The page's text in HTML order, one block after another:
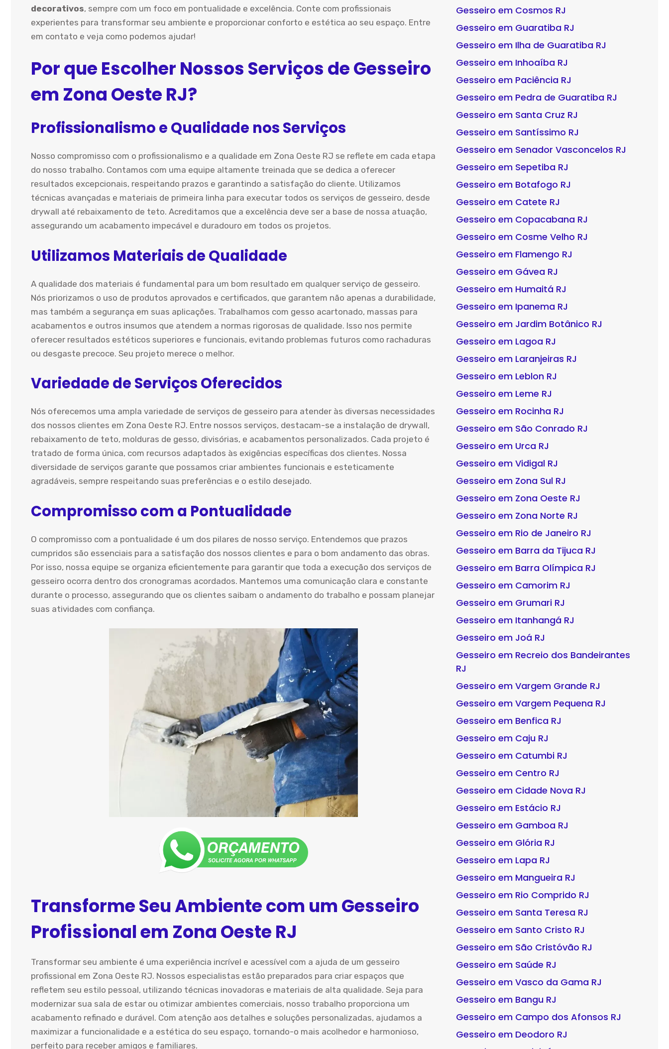
decorativos, sempre com um foco em pontualidade e excelência. Conte com profissionais
experientes para transformar seu ambiente e proporcionar conforto e estética ao seu espaço. Entre
em contato e veja como podemos ajudar!
Por que Escolher Nossos Serviços de Gesseiro
em Zona Oeste RJ?
Profissionalismo e Qualidade nos Serviços
Nosso compromisso com o profissionalismo e a qualidade em Zona Oeste RJ se reflete em cada etapa
do nosso trabalho. Contamos com uma equipe altamente treinada que se dedica a oferecer
resultados excepcionais, respeitando prazos e garantindo a satisfação do cliente. Utilizamos
técnicas avançadas e materiais de primeira linha para executar todos os serviços de gesseiro, desde
drywall até rebaixamento de teto. Acreditamos que a excelência deve ser a base de nossa atuação,
assegurando um acabamento impecável e duradouro em todos os projetos.
Utilizamos Materiais de Qualidade
A qualidade dos materiais é fundamental para um bom resultado em qualquer serviço de gesseiro.
Nós priorizamos o uso de produtos aprovados e certificados, que garantem não apenas a durabilidade,
mas também a segurança em suas aplicações. Trabalhamos com gesso acartonado, massas para
acabamentos e outros insumos que atendem a normas rigorosas de qualidade. Isso nos permite
oferecer resultados estéticos superiores e funcionais, evitando problemas futuros como rachaduras
ou desgaste precoce. Seu projeto merece o melhor.
Variedade de Serviços Oferecidos
Nós oferecemos uma ampla variedade de serviços de gesseiro para atender às diversas necessidades
dos nossos clientes em Zona Oeste RJ. Entre nossos serviços, destacam-se a instalação de drywall,
rebaixamento de teto, molduras de gesso, divisórias, e acabamentos personalizados. Cada projeto é
tratado de forma única, com recursos adaptados às exigências específicas dos clientes. Nossa
diversidade de serviços garante que possamos criar ambientes funcionais e esteticamente
agradáveis, sempre respeitando suas preferências e o estilo desejado.
Compromisso com a Pontualidade
O compromisso com a pontualidade é um dos pilares de nosso serviço. Entendemos que prazos
cumpridos são essenciais para a satisfação dos nossos clientes e para o bom andamento das obras.
Por isso, nossa equipe se organiza eficientemente para garantir que toda a execução dos serviços de
gesseiro ocorra dentro dos cronogramas acordados. Mantemos uma comunicação clara e constante
durante o processo, assegurando que os clientes saibam o andamento do trabalho e possam planejar
suas atividades com confiança.
Transforme Seu Ambiente com um Gesseiro
Profissional em Zona Oeste RJ
Transformar seu ambiente é uma experiência incrível e acessível com a ajuda de um gesseiro
profissional em Zona Oeste RJ. Nossos especialistas estão preparados para criar espaços que
refletem seu estilo pessoal, utilizando técnicas inovadoras e materiais de alta qualidade. Seja para
modernizar sua sala de estar ou otimizar ambientes comerciais, nosso trabalho proporciona um
acabamento refinado e durável. Com atenção aos detalhes e soluções personalizadas, ajudamos a
maximizar a funcionalidade e a estética do seu espaço, tornando-o mais acolhedor e harmonioso,
perfeito para receber amigos e familiares.
Gesseiro em Cosmos RJ
Gesseiro em Guaratiba RJ
Gesseiro em Ilha de Guaratiba RJ
Gesseiro em Inhoaíba RJ
Gesseiro em Paciência RJ
Gesseiro em Pedra de Guaratiba RJ
Gesseiro em Santa Cruz RJ
Gesseiro em Santíssimo RJ
Gesseiro em Senador Vasconcelos RJ
Gesseiro em Sepetiba RJ
Gesseiro em Botafogo RJ
Gesseiro em Catete RJ
Gesseiro em Copacabana RJ
Gesseiro em Cosme Velho RJ
Gesseiro em Flamengo RJ
Gesseiro em Gávea RJ
Gesseiro em Humaitá RJ
Gesseiro em Ipanema RJ
Gesseiro em Jardim Botânico RJ
Gesseiro em Lagoa RJ
Gesseiro em Laranjeiras RJ
Gesseiro em Leblon RJ
Gesseiro em Leme RJ
Gesseiro em Rocinha RJ
Gesseiro em São Conrado RJ
Gesseiro em Urca RJ
Gesseiro em Vidigal RJ
Gesseiro em Zona Sul RJ
Gesseiro em Zona Oeste RJ
Gesseiro em Zona Norte RJ
Gesseiro em Rio de Janeiro RJ
Gesseiro em Barra da Tijuca RJ
Gesseiro em Barra Olímpica RJ
Gesseiro em Camorim RJ
Gesseiro em Grumari RJ
Gesseiro em Itanhangá RJ
Gesseiro em Joá RJ
Gesseiro em Recreio dos Bandeirantes
RJ
Gesseiro em Vargem Grande RJ
Gesseiro em Vargem Pequena RJ
Gesseiro em Benfica RJ
Gesseiro em Caju RJ
Gesseiro em Catumbi RJ
Gesseiro em Centro RJ
Gesseiro em Cidade Nova RJ
Gesseiro em Estácio RJ
Gesseiro em Gamboa RJ
Gesseiro em Glória RJ
Gesseiro em Lapa RJ
Gesseiro em Mangueira RJ
Gesseiro em Rio Comprido RJ
Gesseiro em Santa Teresa RJ
Gesseiro em Santo Cristo RJ
Gesseiro em São Cristóvão RJ
Gesseiro em Saúde RJ
Gesseiro em Vasco da Gama RJ
Gesseiro em Bangu RJ
Gesseiro em Campo dos Afonsos RJ
Gesseiro em Deodoro RJ